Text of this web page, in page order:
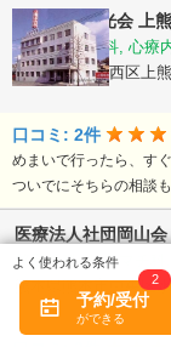
医療法人陽光会 上
内科, 神経内科, 心療
熊本県熊本市西区上
口コミ: 2件
めまいで行ったら、す
ついでにそちらの相談
医療法人社団岡山会
整形外科, リウマチ科
熊本県熊本市中央区
予約/受付
2